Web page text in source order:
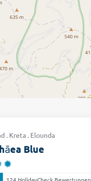
. Kreta . Elounda
Blue